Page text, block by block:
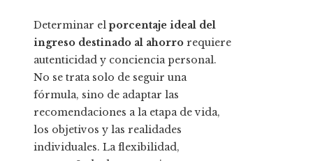
Determinar elporcentaje ideal del
ingreso destinado al ahorro requiere
autenticidad y conciencia personal.
No se trata solo de seguir una
fórmula, sino de adaptar las
recomendaciones a la etapa de vida,
los objetivos y las realidades
individuales. La flexibilidad,